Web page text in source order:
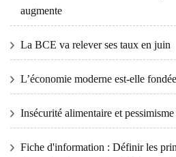
augmente
La BCE va relever ses taux en juin
L’économie moderne est-elle
Insécurité alimentaire et
Fiche d'information : Définir les